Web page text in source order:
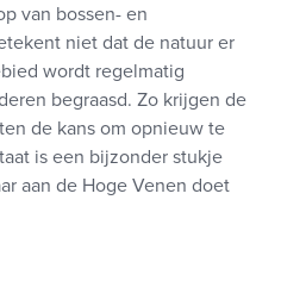
van bossen- en
niet dat de natuur er
wordt regelmatig
begraasd. Zo krijgen de
de kans om opnieuw te
is een bijzonder stukje
aan de Hoge Venen doet